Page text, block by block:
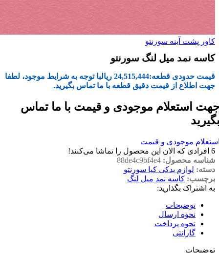
کاور پشت آینه سورنتو
کاسه نمد میل لنگ سورنتو
قیمت حدودی قطعه:24,515,444 ریالبا توجه به شرایط موجود، لطفا
جهت اطلاع از قیمت دقیق قطعه با ما تماس بگیرید.
استعلام موجودی و قیمت با ما تماس
موجودی و قیمت
6 افرادی که الان این محصول را تماشا می‌کنند!
شناسه محصول: 88de4c9bf4e4
دسته: لوازم یدکی کیا سورنتو
برچسب: کاسه نمد میل لنگ
به اشتراک بگذارید:
توضیحات
نحوه ارسال
نحوه پرداخت
گارانتی
توضیحات